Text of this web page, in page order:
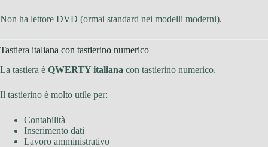
Non ha lettore DVD (ormai standard nei modelli moderni).
Tastiera italiana con tastierino numerico
La tastiera è QWERTY italiana con tastierino numerico.
Il tastierino è molto utile per:
Contabilità
Inserimento dati
Lavoro amministrativo